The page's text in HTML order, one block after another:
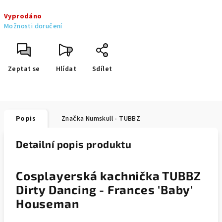
cena:
Vyprodáno
Možnosti doručení
Zeptat se Hlídat Sdílet
Popis Značka Numskull - TUBBZ
Detailní popis produktu
Cosplayerská kachnička TUBBZ
Dirty Dancing - Frances 'Baby'
Houseman